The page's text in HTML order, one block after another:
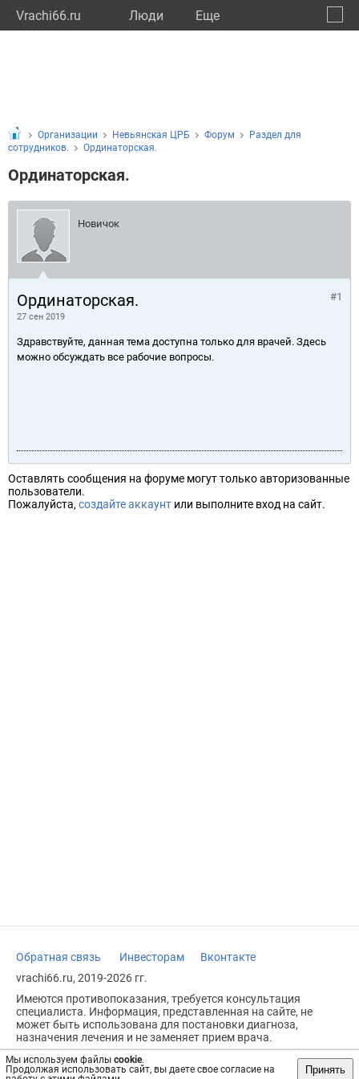
Vrachi66.ru Люди Eще
Мы используем файлы cookie.
Продолжая использовать сайт, вы даете свое согласие на
Принять
Организации Невьянская ЦРБ Форум
Раздел для
сотрудников.
Ординаторская.
Ординаторская.
Новичок
Ординаторская.
27 сен 2019
#1
Здравствуйте, данная тема доступна только для врачей. Здесь
можно обсуждать все рабочие вопросы.
Оставлять сообщения на форуме могут только авторизованные
пользователи.
Пожалуйста, создайте аккаунт или выполните вход на сайт.
Обратная связь Инвесторам
Вконтакте
vrachi66.ru, 2019-2026 гг.
Имеются противопоказания, требуется консультация
специалиста. Информация, представленная на сайте, не
может быть использована для постановки диагноза,
назначения лечения и не заменяет прием врача.
Возрастное ограничение: 18+